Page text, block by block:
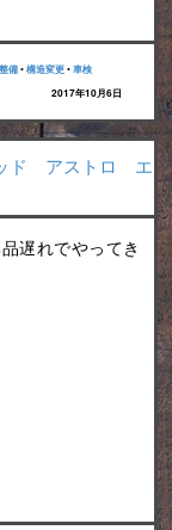
整備•構造変更•車検
2017年10月6日
ド アストロ エ
遅れでやってき